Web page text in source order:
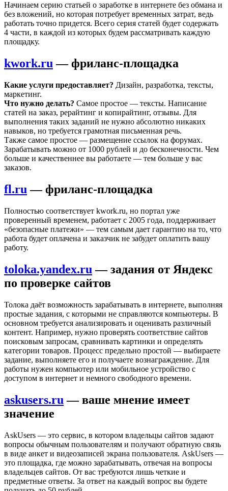
Начинаем серию статьей о заработке в интернете без обмана и
без вложений, но которая потребует временных затрат, ведь
работать точно придется. Всего серия статей будет содержать
4 части, в каждой из которых будем рассматривать каждую
площадку.
kwork.ru— фриланс-площадка
Какие услуги предоставляет? Дизайн, разработка, тексты,
маркетинг.
Что нужно делать? Самое простое — тексты. Написание
статей на заказ, рерайтинг и копирайтинг, отзывы. Для
выполнения таких заданий не нужно абсолютно никаких
навыков, но требуется грамотная письменная речь.
Также самое простое — размещение ссылок на форумах.
Зарабатывать можно от 1000 рублей и до бесконечности. Чем
больше и качественнее вы работаете — тем больше у вас
заказов.
fl.ru — фриланс-площадка
Полностью соответствует kwork.ru, но портал уже
проверенный временем, работает с 2005 года, поддерживает
«безопасные платежи» — тем самым дает гарантию на то, что
работа будет оплачена и заказчик не забудет оплатить вашу
работу.
toloka.yandex.ru — задания от Яндекс
по проверке сайтов
Толока даёт возможность зарабатывать в интернете, выполняя
простые задания, с которыми не справляются компьютеры. В
основном требуется анализировать и оценивать различный
контент. Например, нужно проверять соответствие сайтов
поисковым запросам, сравнивать картинки и определять
категории товаров. Процесс предельно простой — выбираете
задание, выполняете его и получаете вознаграждение. Для
работы нужен компьютер или мобильное устройство с
доступом в интернет и немного свободного времени.
askusers.ru — ваше мнение имеет
значение
AskUsers — это сервис, в котором владельцы сайтов задают
вопросы обычным пользователям и получают обратную связь
в виде анкет и видеозаписей экрана пользователя. AskUsers —
это площадка, где можно зарабатывать, отвечая на вопросы
владельцев сайтов. От вас требуются лишь четкие и
предметные ответы. За ответ на каждый вопрос вы будете